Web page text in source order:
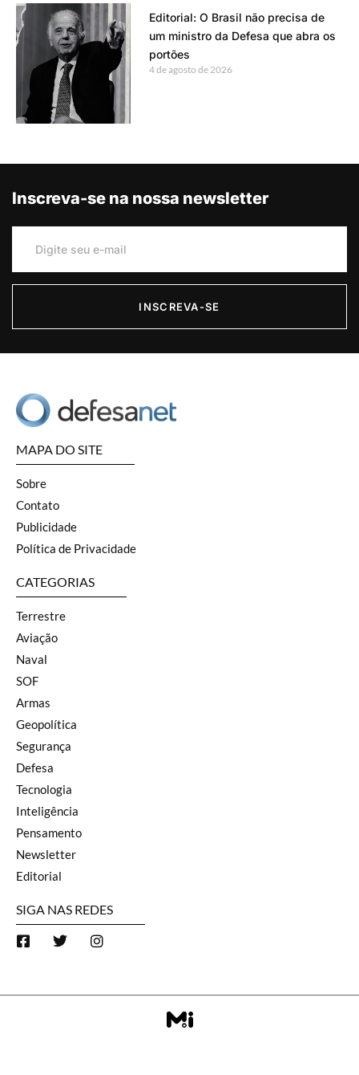
Editorial: O Brasil não precisa de
um ministro da Defesa que abra os
portões
4 de agosto de 2026
Inscreva-se na nossa newsletter
INSCREVA-SE
MAPA DO SITE
Sobre
Contato
Publicidade
Política de Privacidade
CATEGORIAS
Terrestre
Aviação
Naval
SOF
Armas
Geopolítica
Segurança
Defesa
Tecnologia
Inteligência
Pensamento
Newsletter
Editorial
SIGA NAS REDES